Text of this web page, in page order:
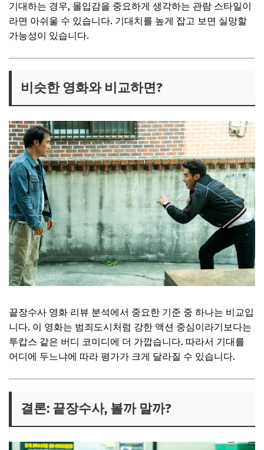
기대하는 경우, 몰입감을 중요하게 생각하는 관람 스타일이
라면 아쉬울 수 있습니다. 기대치를 높게 잡고 보면 실망할
가능성이 있습니다.
비슷한 영화와 비교하면?
끝장수사 영화 리뷰 분석에서 중요한 기준 중 하나는 비교입
니다. 이 영화는 범죄도시처럼 강한 액션 중심이라기보다는
투캅스 같은 버디 코미디에 더 가깝습니다. 따라서 기대를
어디에 두느냐에 따라 평가가 크게 달라질 수 있습니다.
결론: 끝장수사, 볼까 말까?